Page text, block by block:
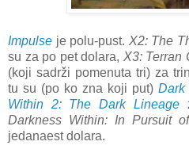
Impulse je polu-pust. X2: The
su za po pet dolara, X3: Terran
(koji sadrži pomenuta tri) za
tu su (po ko zna koji put) Dark
Within 2: The Dark Lineage
Darkness Within: In Pursuit
jedanaest dolara.